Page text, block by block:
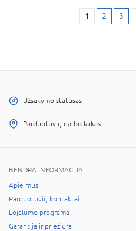
1 2 3
Užsakymo statusas
Parduotuvių darbo laikas
BENDRA INFORMACIJA
Apie mus
Parduotuvių kontaktai
Lojalumo programa
Garantija ir priežiūra